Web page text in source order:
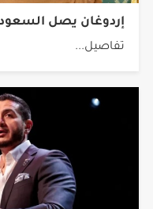
إردوغان يصل
تفاصيل...